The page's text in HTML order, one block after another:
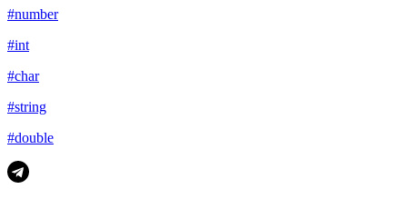
#number
#int
#char
#string
#double